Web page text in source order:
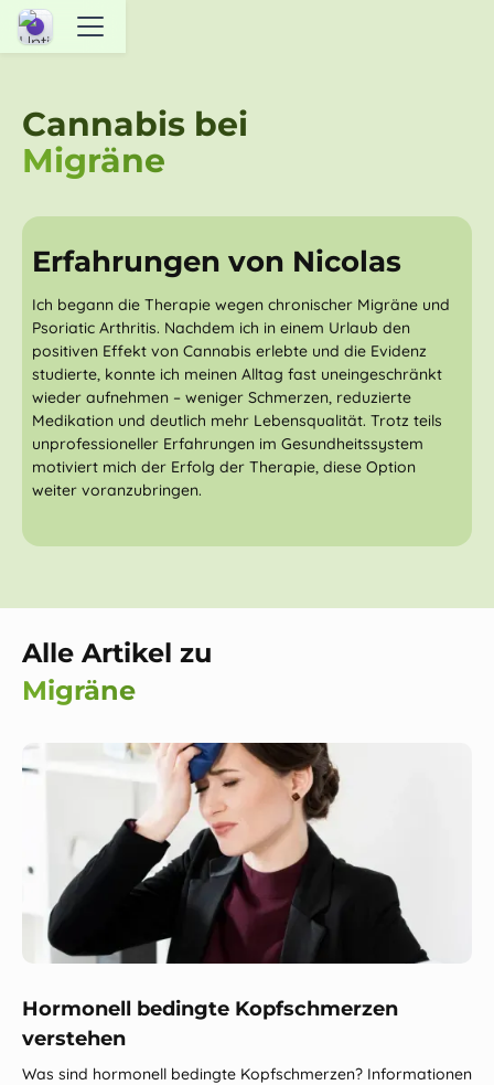
Cannabis bei
Migräne
Erfahrungen von Nicolas
Ich begann die Therapie wegen chronischer Migräne und
Psoriatic Arthritis. Nachdem ich in einem Urlaub den
positiven Effekt von Cannabis erlebte und die Evidenz
studierte, konnte ich meinen Alltag fast uneingeschränkt
wieder aufnehmen – weniger Schmerzen, reduzierte
Medikation und deutlich mehr Lebensqualität. Trotz teils
unprofessioneller Erfahrungen im Gesundheitssystem
motiviert mich der Erfolg der Therapie, diese Option
weiter voranzubringen.
abspi
Alle Artikel zu
Migräne
Hormonell bedingte Kopfschmerzen
verstehen
Was sind hormonell bedingte Kopfschmerzen? Informationen